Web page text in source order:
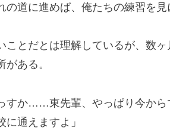
道に進めば、俺たちの練習を
とだとは理解しているが、数
ある。
すか……東先輩、やっぱり今か
通えますよ」